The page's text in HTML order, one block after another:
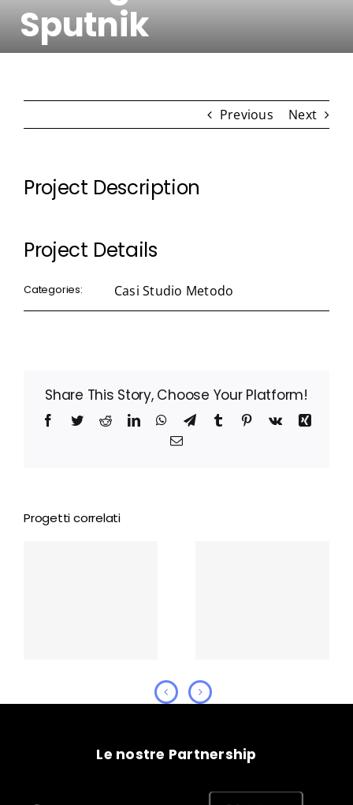
Contatti
Sputnik
Previous Next
Project Description
Project Details
Categories: Casi Studio Metodo
Share This Story, Choose Your Platform!
Facebook
TwitterRedditLinkedInWhatsApp
TelegramTumblr Pinterest
Vk
Xing
Email
Progetti correlati
Le nostre Partnership